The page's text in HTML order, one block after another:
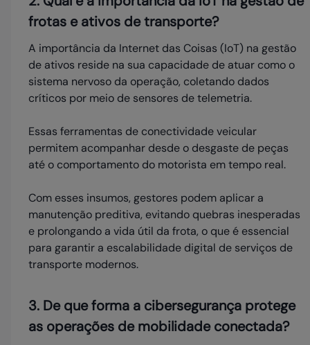
frotas e ativos de transporte?
A importância da Internet das Coisas (IoT) na gestão
de ativos reside na sua capacidade de atuar como o
sistema nervoso da operação, coletando dados
críticos por meio de sensores de telemetria.
Essas ferramentas de conectividade veicular
permitem acompanhar desde o desgaste de peças
até o comportamento do motorista em tempo real.
Com esses insumos, gestores podem aplicar a
manutenção preditiva, evitando quebras inesperadas
e prolongando a vida útil da frota, o que é essencial
para garantir a escalabilidade digital de serviços de
transporte modernos.
3. De que forma a cibersegurança protege
as operações de mobilidade conectada?